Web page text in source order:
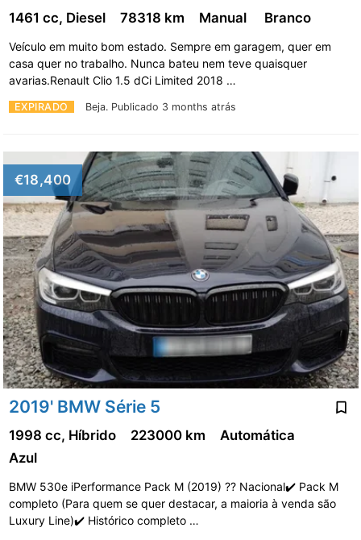
EXPIRADO Beja. Publicado 3 months atrás
1461 cc, Diesel 78318 km Manual Branco
Veículo em muito bom estado. Sempre em garagem, quer em
casa quer no trabalho. Nunca bateu nem teve quaisquer
avarias.Renault Clio 1.5 dCi Limited 2018 …
€18,400
2019' BMW Série 5
1998 cc, Híbrido 223000 km
Automática
Azul
BMW 530e iPerformance Pack M (2019) ?? Nacional✔️ Pack M
completo (Para quem se quer destacar, a maioria à venda são
Luxury Line)✔️ Histórico completo …